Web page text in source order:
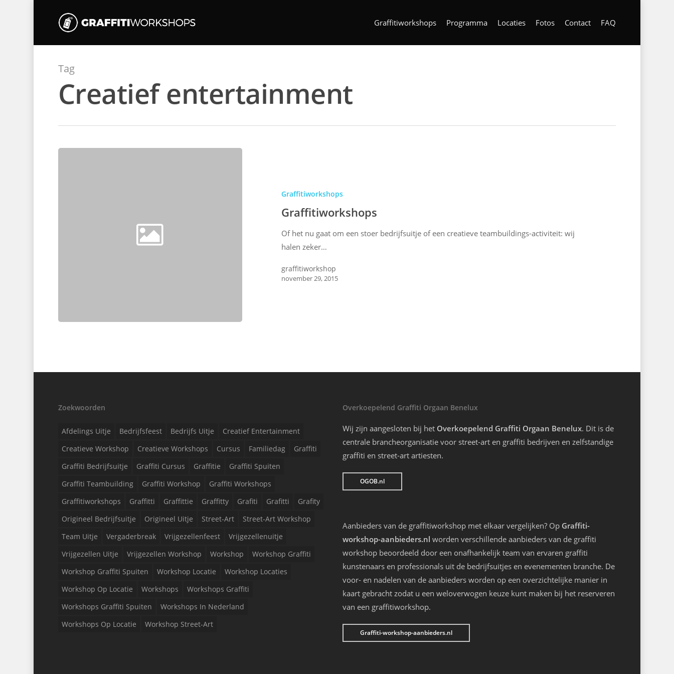
Graffitiworkshops Programma Locaties Fotos Contact FAQ
Tag
Creatief entertainment
Graffitiworkshops
Graffitiworkshops
Of het nu gaat om een stoer bedrijfsuitje of een creatieve teambuildings-activiteit: wij
halen zeker…
graffitiworkshop
november 29, 2015
Zoekwoorden
Afdelings Uitje Bedrijfsfeest Bedrijfs Uitje
Creatief Entertainment
Creatieve Workshop
Creatieve Workshops Cursus Familiedag
Graffiti
Graffiti Bedrijfsuitje
Graffiti Cursus Graffitie
Graffiti Spuiten
Graffiti Teambuilding
Graffiti Workshop
Graffiti Workshops
Graffitiworkshops
Graffitti Graffittie Graffitty Grafiti Grafitti
Grafity
Origineel Bedrijfsuitje
Origineel Uitje Street-Art
Street-Art Workshop
Team Uitje
Vergaderbreak Vrijgezellenfeest
Vrijgezellenuitje
Vrijgezellen Uitje
Vrijgezellen Workshop Workshop
Workshop Graffiti
Workshop Graffiti Spuiten
Workshop Locatie
Workshop Locaties
Workshop Op Locatie
Workshops
Workshops Graffiti
Workshops Graffiti Spuiten
Workshops In Nederland
Workshops Op Locatie
Workshop Street-Art
Overkoepelend Graffiti Orgaan Benelux
Wij zijn aangesloten bij het Overkoepelend Graffiti Orgaan Benelux. Dit is de
centrale brancheorganisatie voor street-art en graffiti bedrijven en zelfstandige
graffiti en street-art artiesten.
OGOB.nl
Aanbieders van de graffitiworkshop met elkaar vergelijken? Op Graffiti-
workshop-aanbieders.nl worden verschillende aanbieders van de graffiti
workshop beoordeeld door een onafhankelijk team van ervaren graffiti
kunstenaars en professionals uit de bedrijfsuitjes en evenementen branche. De
voor- en nadelen van de aanbieders worden op een overzichtelijke manier in
kaart gebracht zodat u een weloverwogen keuze kunt maken bij het reserveren
van een graffitiworkshop.
Graffiti-workshop-aanbieders.nl